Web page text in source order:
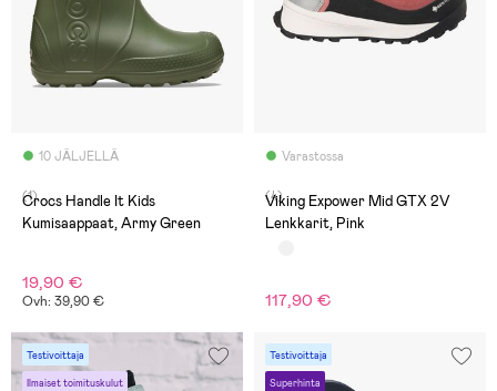
10 JÄLJELLÄ
(1)
Crocs Handle It Kids
Kumisaappaat, Army Green
19,90 €
Ovh: 39,90 €
Varastossa
(4)
Viking Expower Mid GTX 2V
Lenkkarit, Pink
117,90 €
Testivoittaja
Ilmaiset toimituskulut
Testivoittaja
Superhinta